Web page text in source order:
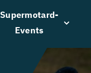
Supermotard-
Events